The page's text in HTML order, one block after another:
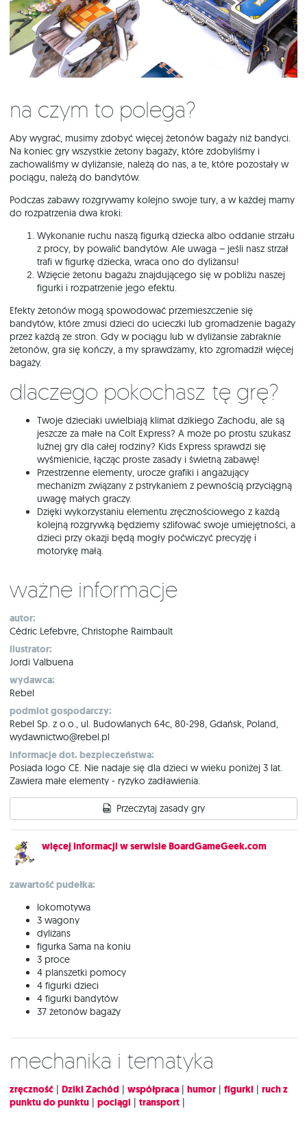
Na czym to polega?
Aby wygrać, musimy zdobyć więcej żetonów bagaży niż bandyci.
Na koniec gry wszystkie żetony bagaży, które zdobyliśmy i
zachowaliśmy w dyliżansie, należą do nas, a te, które pozostały w
pociągu, należą do bandytów.
Podczas zabawy rozgrywamy kolejno swoje tury, a w każdej mamy
do rozpatrzenia dwa kroki:
Wykonanie ruchu naszą figurką dziecka albo oddanie strzału
z procy, by powalić bandytów. Ale uwaga – jeśli nasz strzał
trafi w figurkę dziecka, wraca ono do dyliżansu!
Wzięcie żetonu bagażu znajdującego się w pobliżu naszej
figurki i rozpatrzenie jego efektu.
Efekty żetonów mogą spowodować przemieszczenie się
bandytów, które zmusi dzieci do ucieczki lub gromadzenie bagaży
przez każdą ze stron. Gdy w pociągu lub w dyliżansie zabraknie
żetonów, gra się kończy, a my sprawdzamy, kto zgromadził więcej
bagaży.
Dlaczego pokochasz tę grę?
Twoje dzieciaki uwielbiają klimat dzikiego Zachodu, ale są
jeszcze za małe na Colt Express? A może po prostu szukasz
luźnej gry dla całej rodziny? Kids Express sprawdzi się
wyśmienicie, łącząc proste zasady i świetną zabawę!
Przestrzenne elementy, urocze grafiki i angażujący
mechanizm związany z pstrykaniem z pewnością przyciągną
uwagę małych graczy.
Dzięki wykorzystaniu elementu zręcznościowego z każdą
kolejną rozgrywką będziemy szlifować swoje umiejętności, a
dzieci przy okazji będą mogły poćwiczyć precyzję i
motorykę małą.
Ważne informacje
autor:
Cédric Lefebvre, Christophe Raimbault
ilustrator:
Jordi Valbuena
wydawca:
Rebel
podmiot gospodarczy:
Rebel Sp. z o.o., ul. Budowlanych 64c, 80-298, Gdańsk, Poland,
wydawnictwo@rebel.pl
informacje dot. bezpieczeństwa:
Posiada logo CE. Nie nadaje się dla dzieci w wieku poniżej 3 lat.
Zawiera małe elementy - ryzyko zadławienia.
Przeczytaj zasady gry
więcej informacji w serwisie BoardGameGeek.com
zawartość pudełka:
lokomotywa
3 wagony
dyliżans
figurka Sama na koniu
3 proce
4 planszetki pomocy
4 figurki dzieci
4 figurki bandytów
37 żetonów bagaży
Mechanika i tematyka
zręczność | Dziki Zachód | współpraca | humor | figurki | ruch z
punktu do punktu | pociągi | transport |